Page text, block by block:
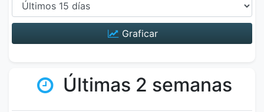
Graficar
Últimas 2 semanas